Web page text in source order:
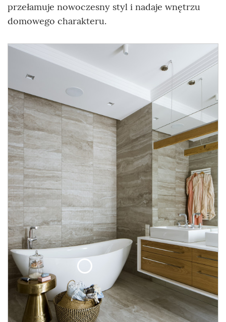
przełamuje nowoczesny styl i nadaje wnętrzu
domowego charakteru.